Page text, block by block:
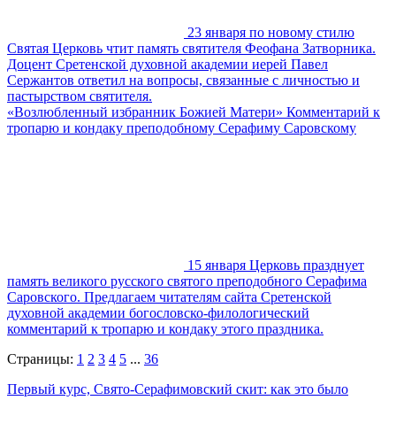
23 января по новому стилю
Святая Церковь чтит память святителя Феофана Затворника.
Доцент Сретенской духовной академии иерей Павел
Сержантов ответил на вопросы, связанные с личностью и
пастырством святителя.
«Возлюбленный избранник Божией Матери» Комментарий к
тропарю и кондаку преподобному Серафиму Саровскому
15 января Церковь празднует
память великого русского святого преподобного Серафима
Саровского. Предлагаем читателям сайта Сретенской
духовной академии богословско-филологический
комментарий к тропарю и кондаку этого праздника.
Страницы: 1 2 3 4 5 ... 36
Первый курс, Свято-Серафимовский скит: как это было